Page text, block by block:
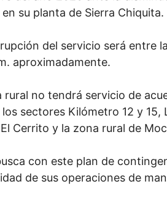
su planta de Sierra Chiquita.
del servicio será entre
aproximadamente.
rural no tendrá servicio de
sectores Kilómetro 12 y 15,
Cerrito y la zona rural de
con este plan de
de sus operaciones de